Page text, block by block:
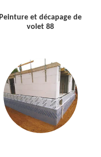
Peinture et décapage de
volet 88